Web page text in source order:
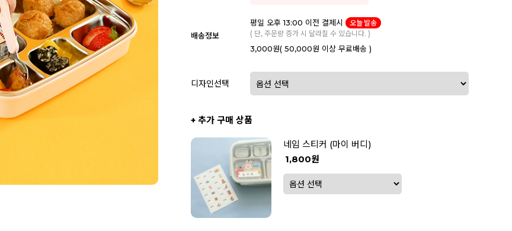
배송정보
평일 오후 13:00 이전 결제시
오늘 발송
( 단, 주문량 증가 시 달라질 수 있습니다. )
3,000원( 50,000원 이상 무료배송 )
디자인선택
+ 추가 구매 상품
네임 스티커 (마이 버디)
1,800원